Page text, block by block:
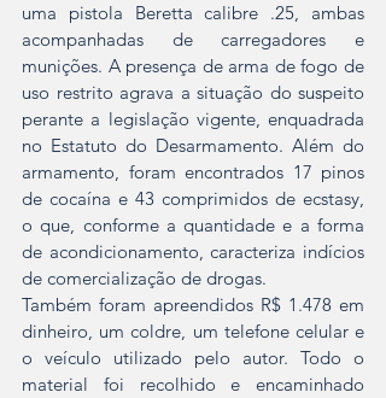
uma pistola Beretta calibre .25, ambas
acompanhadas de carregadores e
munições. A presença de arma de fogo de
uso restrito agrava a situação do suspeito
perante a legislação vigente, enquadrada
no Estatuto do Desarmamento. Além do
armamento, foram encontrados 17 pinos
de cocaína e 43 comprimidos de ecstasy,
o que, conforme a quantidade e a forma
de acondicionamento, caracteriza indícios
de comercialização de drogas.
Também foram apreendidos R$ 1.478 em
dinheiro, um coldre, um telefone celular e
o veículo utilizado pelo autor. Todo o
material foi recolhido e encaminhado